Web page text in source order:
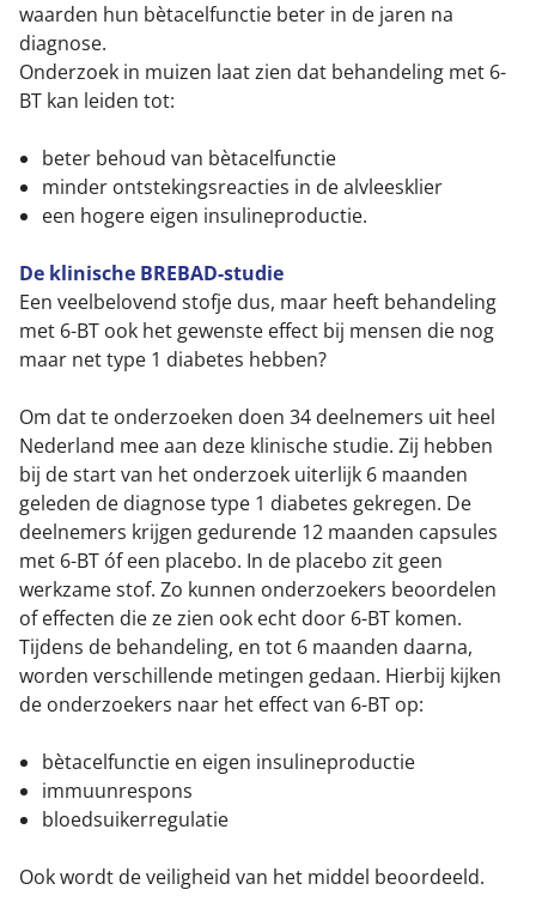
waarden hun bètacelfunctie beter in de jaren na
diagnose.
Onderzoek in muizen laat zien dat behandeling met 6-
BT kan leiden tot:
beter behoud van bètacelfunctie
minder ontstekingsreacties in de alvleesklier
een hogere eigen insulineproductie.
De klinische BREBAD-studie
Een veelbelovend stofje dus, maar heeft behandeling
met 6-BT ook het gewenste effect bij mensen die nog
maar net type 1 diabetes hebben?
Om dat te onderzoeken doen 34 deelnemers uit heel
Nederland mee aan deze klinische studie. Zij hebben
bij de start van het onderzoek uiterlijk 6 maanden
geleden de diagnose type 1 diabetes gekregen. De
deelnemers krijgen gedurende 12 maanden capsules
met 6-BT óf een placebo. In de placebo zit geen
werkzame stof. Zo kunnen onderzoekers beoordelen
of effecten die ze zien ook echt door 6-BT komen.
Tijdens de behandeling, en tot 6 maanden daarna,
worden verschillende metingen gedaan. Hierbij kijken
de onderzoekers naar het effect van 6-BT op:
bètacelfunctie en eigen insulineproductie
immuunrespons
bloedsuikerregulatie
Ook wordt de veiligheid van het middel beoordeeld.